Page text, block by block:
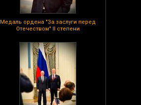
Медаль ордена "За заслуги перед
Отечеством" II степени